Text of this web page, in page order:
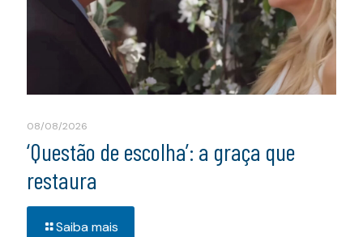
08/08/2026
‘Questão de escolha’: a graça que
restaura
Saiba mais